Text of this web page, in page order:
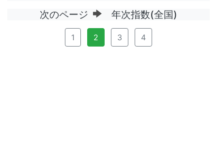
次のページ 年次指数(全国)
1 2 3 4